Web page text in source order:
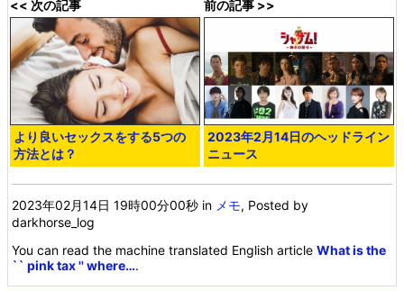
<< 次の記事
より良いセックスをする5つの
方法とは？
前の記事 >>
2023年2月14日のヘッドライン
ニュース
2023年02月14日 19時00分00秒 in メモ, Posted by
darkhorse_log
You can read the machine translated English articleWhat is the
`` pink tax '' where….